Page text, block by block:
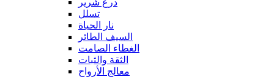
درع شرير
تسلل
نار الحياة
السيف الطائر
الغطاء الصامت
الثقة والثبات
معالج الأرواح